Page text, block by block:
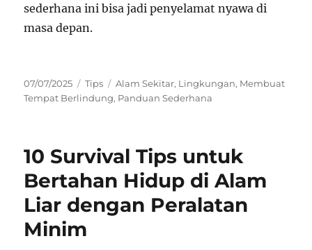
sederhana ini bisa jadi penyelamat nyawa di
masa depan.
Posted
on
07/07/2025 Categories
Tips Tags
Alam Sekitar, Lingkungan, Membuat
Tempat Berlindung, Panduan Sederhana
10 Survival Tips untuk
Bertahan Hidup di Alam
Liar dengan Peralatan
Minim